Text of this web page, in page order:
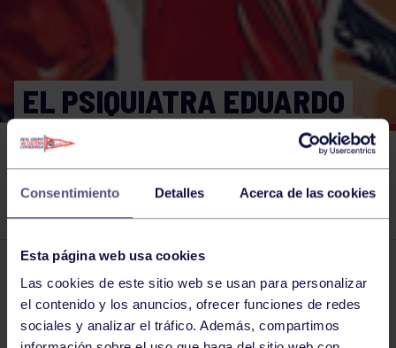
Consentimiento Detalles Acerca de las cookies
Esta página web usa cookies
Las cookies de este sitio web se usan para personalizar
el contenido y los anuncios, ofrecer funciones de redes
sociales y analizar el tráfico. Además, compartimos
EL PSIQUIATRA EDUARDO
CARREÑO ES EL INVITADO
DE ESTA NOCHE EN LA
LUPA
El grupo en prensa 04 ABR 2019
Comparte